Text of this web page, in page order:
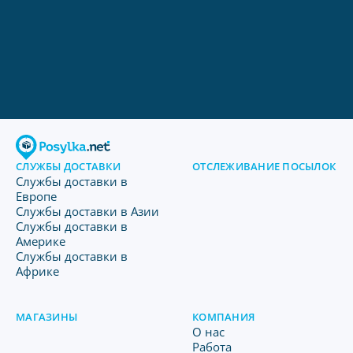
СЛУЖБЫ ДОСТАВКИ
Службы доставки в
Европе
Службы доставки в Азии
Службы доставки в
Америке
Службы доставки в
Африке
ОТСЛЕЖИВАНИЕ ПОСЫЛОК
МАГАЗИНЫ КОМПАНИЯ
O нас
Работа